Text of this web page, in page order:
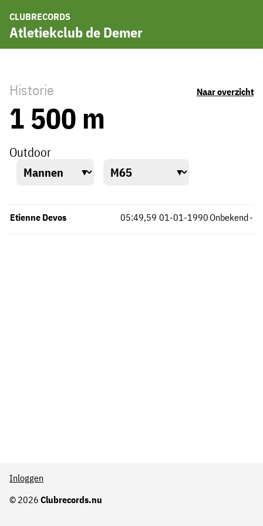
CLUBRECORDS
Atletiekclub de Demer
Historie Naar overzicht
1 500 m
Outdoor
Etienne Devos Onbekend
05:49,59 -
01-01-1990
© 2026 Clubrecords.nu
Inloggen